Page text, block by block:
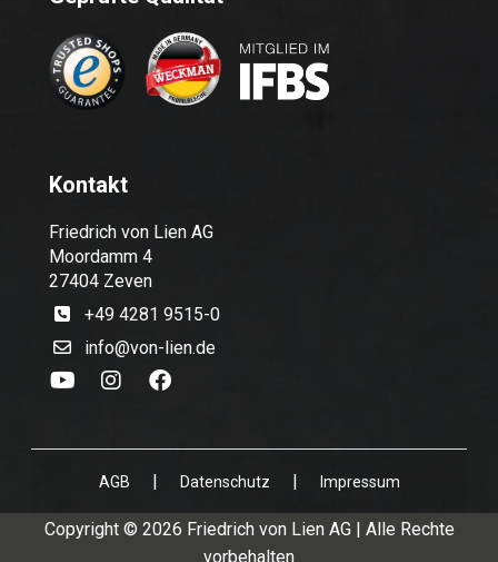
Kontakt
Friedrich von Lien AG
Moordamm 4
27404 Zeven
+49 4281 9515-0
info@von-lien.de
AGB | Datenschutz | Impressum
Copyright © 2026 Friedrich von Lien AG | Alle Rechte
vorbehalten